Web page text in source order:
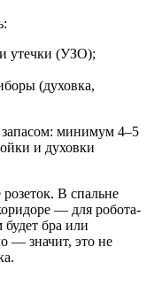
утечки (УЗО);
(духовка,
минимум 4–5
и духовки
В спальне
— для робота-
бра или
— значит, это не